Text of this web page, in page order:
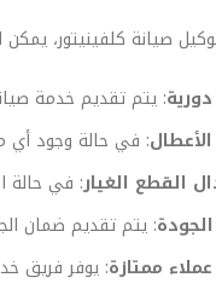
صيانة كلفينيتور،
: يتم تقديم خدمة
: في حالة وجود أي
القطع الغيار: في حالة
: يتم تقديم ضمان
ممتازة: يوفر فريق